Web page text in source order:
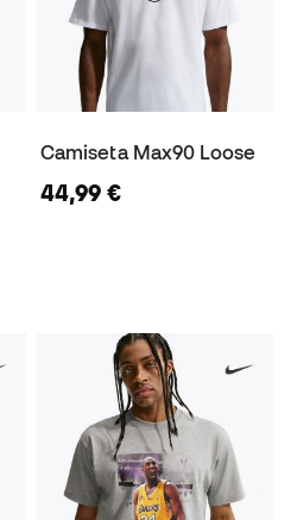
Camiseta Max90 Loose
44,99 €